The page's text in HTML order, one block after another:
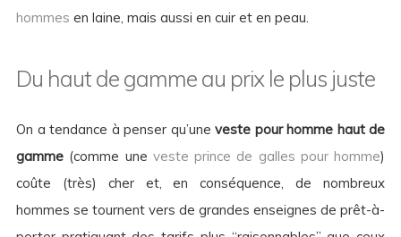
hommes en laine, mais aussi en cuir et en peau.
Du haut de gamme au prix le plus juste
On a tendance à penser qu’une veste pour homme haut de
gamme (comme une veste prince de galles pour homme)
coûte (très) cher et, en conséquence, de nombreux
hommes se tournent vers de grandes enseignes de prêt-à-